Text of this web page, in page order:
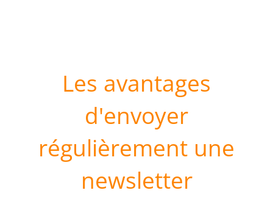
Les avantages
d'envoyer
régulièrement une
newsletter